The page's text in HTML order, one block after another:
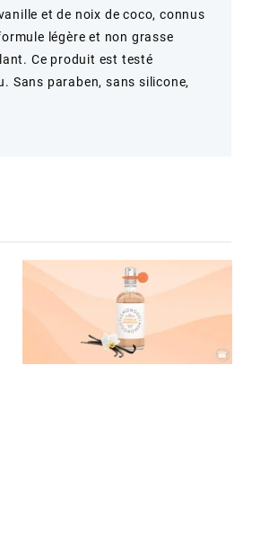
et de noix de coco, connus
légère et non grasse
Ce produit est testé
Sans paraben, sans silicone,